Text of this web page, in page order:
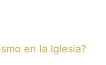
en la Iglesia?